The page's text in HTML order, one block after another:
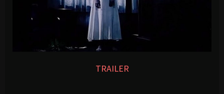
TRAILER